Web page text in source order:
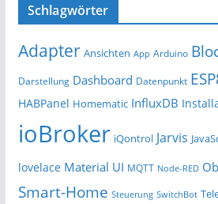
Schlagwörter
Adapter Ansichten App Arduino
Darstellung Dashboard Datenpunkt
HABPanel Homematic InfluxDB
ioBroker iQontrol Jarvis
lovelace Material UI MQTT Node-RED
Smart-Home Steuerung SwitchBot